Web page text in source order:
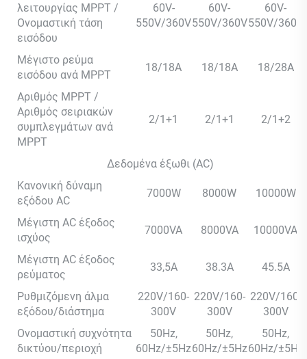
λειτουργίας MPPT /
Ονομαστική τάση
εισόδου
60V-
550V/360V
60V-
550V/360V
60V-
550V/360V
Μέγιστο ρεύμα
εισόδου ανά MPPT
18/18A 18/18A 18/28A
Αριθμός MPPT /
Αριθμός σειριακών
συμπλεγμάτων ανά
MPPT
2/1+1 2/1+1 2/1+2
Δεδομένα έξωθι (AC)
Κανονική δύναμη
εξόδου AC
7000W 8000W 10000W
Μέγιστη AC έξοδος
ισχύος
7000VA 8000VA 10000VA
Μέγιστη AC έξοδος
ρεύματος
33,5Α 38.3A 45.5A
Ρυθμιζόμενη άλμα
εξόδου/διάστημα
220V/160-
300V
220V/160-
300V
220V/160-
300V
Ονομαστική συχνότητα
δικτύου/περιοχή
50Hz,
60Hz/±5Hz
50Hz,
60Hz/±5Hz
50Hz,
60Hz/±5Hz